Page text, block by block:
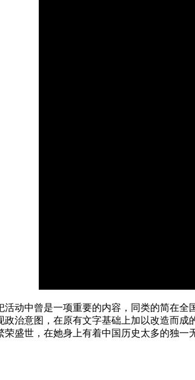
中曾是一项重要的内容，同类的简在全
政治意图，在原有文字基础上加以改造而
荣盛世，在她身上有着中国历史太多的独